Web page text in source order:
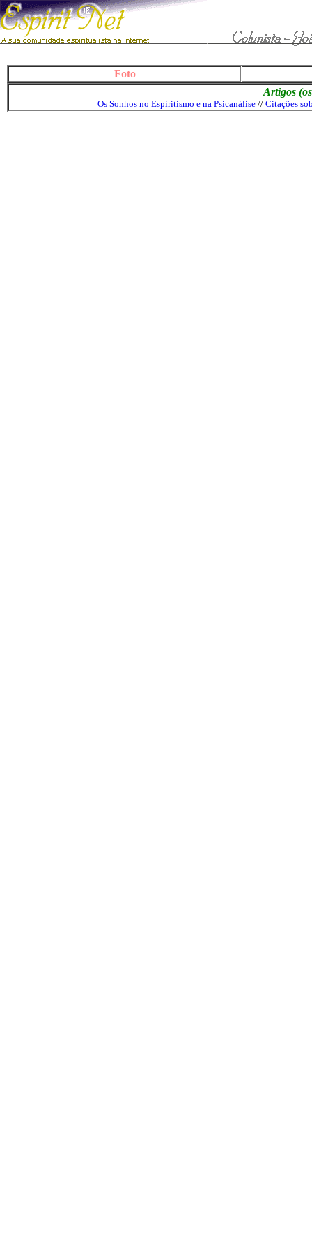
Foto
Artigos
Os Sonhos no Espiritismo e na Psicanálise// Citações